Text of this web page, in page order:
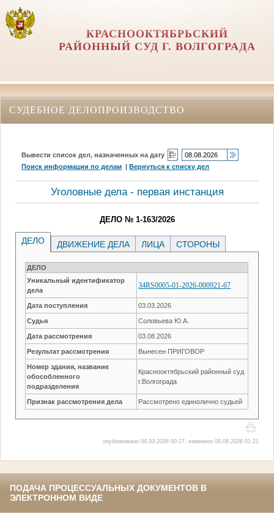
КРАСНООКТЯБРЬСКИЙ
РАЙОННЫЙ СУД Г. ВОЛГОГРАДА
СУДЕБНОЕ ДЕЛОПРОИЗВОДСТВО
Вывести список дел, назначенных на дату
Поиск информации по делам |Вернуться к списку дел
Уголовные дела - первая инстанция
ДЕЛО № 1-163/2026
ДЕЛО ДВИЖЕНИЕ ДЕЛА ЛИЦА СТОРОНЫ
ДЕЛО
Уникальный идентификатор
дела
34RS0005-01-2026-000921-67
Дата поступления 03.03.2026
Судья Соловьева Ю.А.
Дата рассмотрения 03.08.2026
Результат рассмотрения Вынесен ПРИГОВОР
Номер здания, название
обособленного
подразделения
Краснооктябрьский районный суд
г.Волгограда
Признак рассмотрения дела Рассмотрено единолично судьей
опубликовано 04.03.2026 00:27, изменено 08.08.2026 01:21
ПОДАЧА ПРОЦЕССУАЛЬНЫХ ДОКУМЕНТОВ В
ЭЛЕКТРОННОМ ВИДЕ